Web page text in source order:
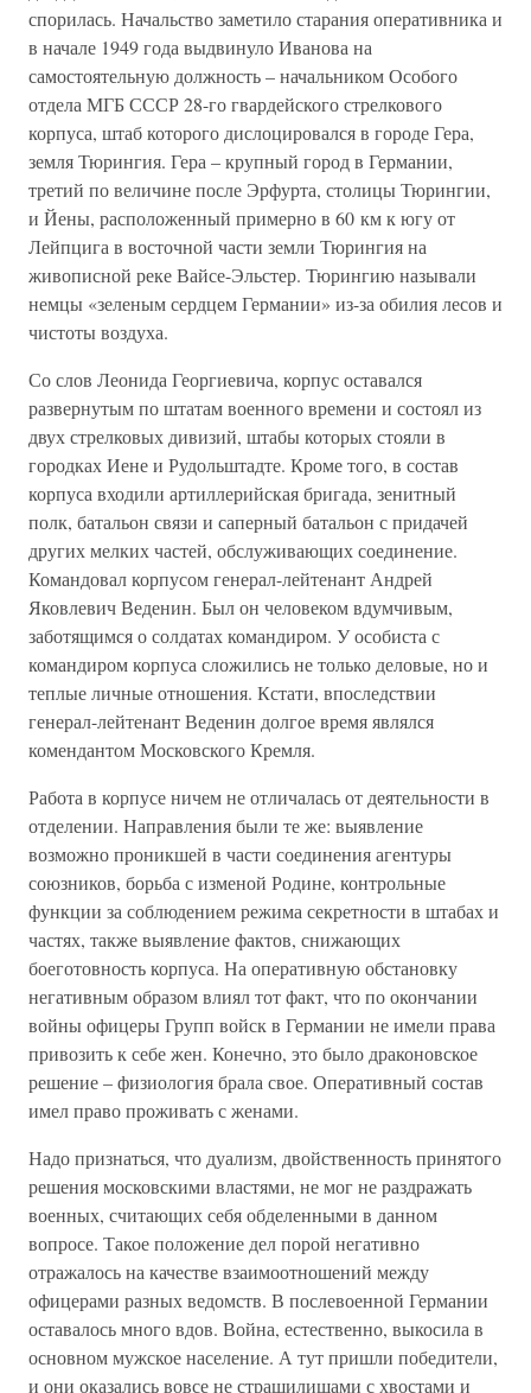
спорилась. Начальство заметило старания оперативника и
в начале 1949 года выдвинуло Иванова на
самостоятельную должность – начальником Особого
отдела МГБ СССР 28-го гвардейского стрелкового
корпуса, штаб которого дислоцировался в городе Гера,
земля Тюрингия. Гера – крупный город в Германии,
третий по величине после Эрфурта, столицы Тюрингии,
и Йены, расположенный примерно в 60 км к югу от
Лейпцига в восточной части земли Тюрингия на
живописной реке Вайсе-Эльстер. Тюрингию называли
немцы «зеленым сердцем Германии» из-за обилия лесов и
чистоты воздуха.
Со слов Леонида Георгиевича, корпус оставался
развернутым по штатам военного времени и состоял из
двух стрелковых дивизий, штабы которых стояли в
городках Иене и Рудольштадте. Кроме того, в состав
корпуса входили артиллерийская бригада, зенитный
полк, батальон связи и саперный батальон с придачей
других мелких частей, обслуживающих соединение.
Командовал корпусом генерал-лейтенант Андрей
Яковлевич Веденин. Был он человеком вдумчивым,
заботящимся о солдатах командиром. У особиста с
командиром корпуса сложились не только деловые, но и
теплые личные отношения. Кстати, впоследствии
генерал-лейтенант Веденин долгое время являлся
комендантом Московского Кремля.
Работа в корпусе ничем не отличалась от деятельности в
отделении. Направления были те же: выявление
возможно проникшей в части соединения агентуры
союзников, борьба с изменой Родине, контрольные
функции за соблюдением режима секретности в штабах и
частях, также выявление фактов, снижающих
боеготовность корпуса. На оперативную обстановку
негативным образом влиял тот факт, что по окончании
войны офицеры Групп войск в Германии не имели права
привозить к себе жен. Конечно, это было драконовское
решение – физиология брала свое. Оперативный состав
имел право проживать с женами.
Надо признаться, что дуализм, двойственность принятого
решения московскими властями, не мог не раздражать
военных, считающих себя обделенными в данном
вопросе. Такое положение дел порой негативно
отражалось на качестве взаимоотношений между
офицерами разных ведомств. В послевоенной Германии
оставалось много вдов. Война, естественно, выкосила в
основном мужское население. А тут пришли победители,
и они оказались вовсе не страшилищами с хвостами и